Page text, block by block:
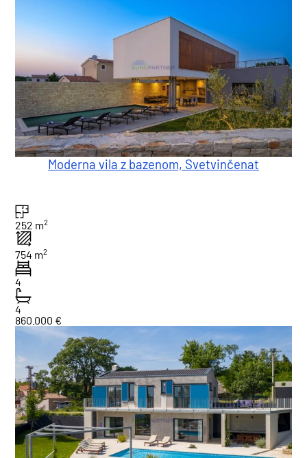
Moderna vila z bazenom, Svetvinčenat
252 m2
754 m2
4
4
860.000 €